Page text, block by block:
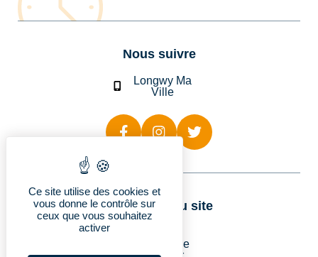
Nous suivre
Longwy Ma
Ville
Rubriques du site
Vie pratique
Ce site utilise des cookies et
vous donne le contrôle sur
ceux que vous souhaitez
activer